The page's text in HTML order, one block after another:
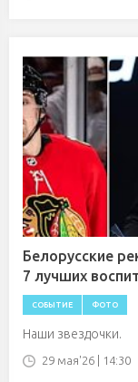
Белорусские
7 лучших
СОБЫТИЕ ФОТО
Наши звездочки.
29 мая'26 | 14:30